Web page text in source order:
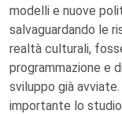
modelli e nuove
salvaguardando le
realtà culturali,
programmazione e
sviluppo già
importante lo